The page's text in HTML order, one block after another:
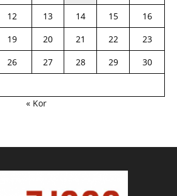
12 13 14 15
16
19 20 21 22
23
26 27 28 29
30
« Kor